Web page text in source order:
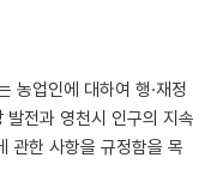
농업인에 대하여 행·재정
발전과 영천시 인구의 지속
관한 사항을 규정함을 목